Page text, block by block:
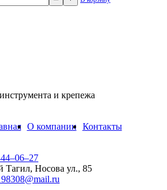
и крепежа
О компании Контакты
Тагил, Носова ул., 85